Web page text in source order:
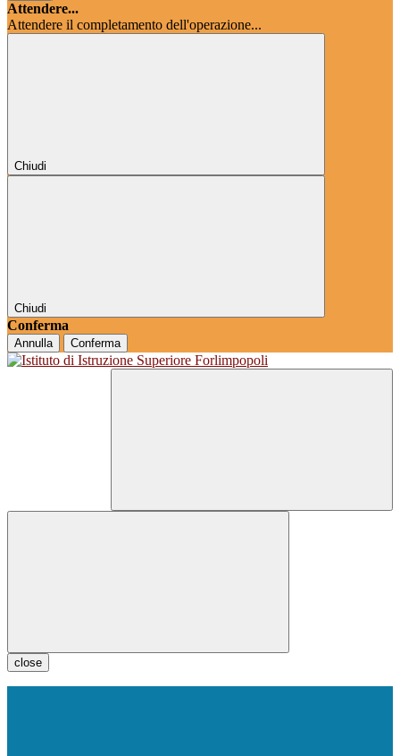
Attendere...
Attendere il completamento dell'operazione...
Chiudi
Chiudi
Conferma
Annulla Conferma
close